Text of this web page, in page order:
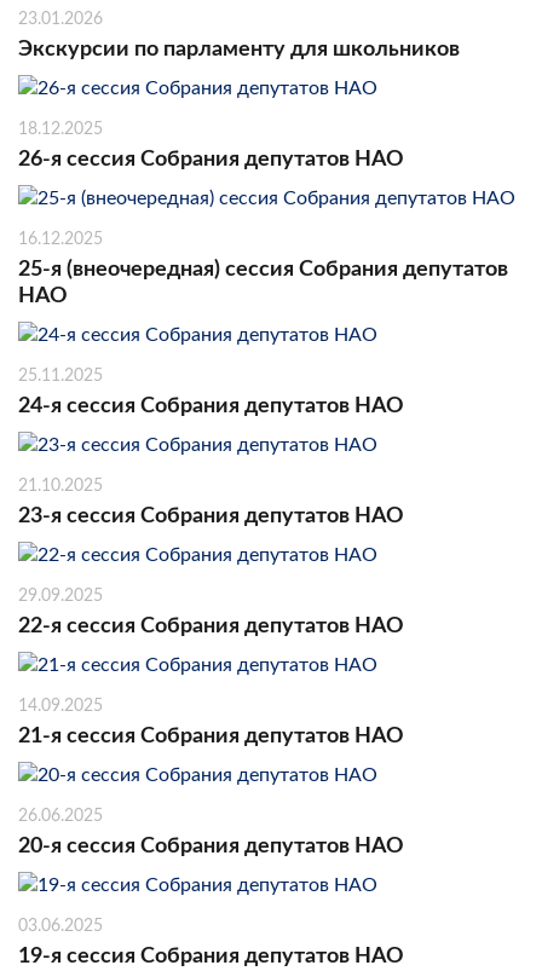
23.01.2026
Экскурсии по парламенту для школьников
18.12.2025
26-я сессия Собрания депутатов НАО
16.12.2025
25-я (внеочередная) сессия Собрания депутатов
НАО
25.11.2025
24-я сессия Собрания депутатов НАО
21.10.2025
23-я сессия Собрания депутатов НАО
29.09.2025
22-я сессия Собрания депутатов НАО
14.09.2025
21-я сессия Собрания депутатов НАО
26.06.2025
20-я сессия Собрания депутатов НАО
03.06.2025
19-я сессия Собрания депутатов НАО